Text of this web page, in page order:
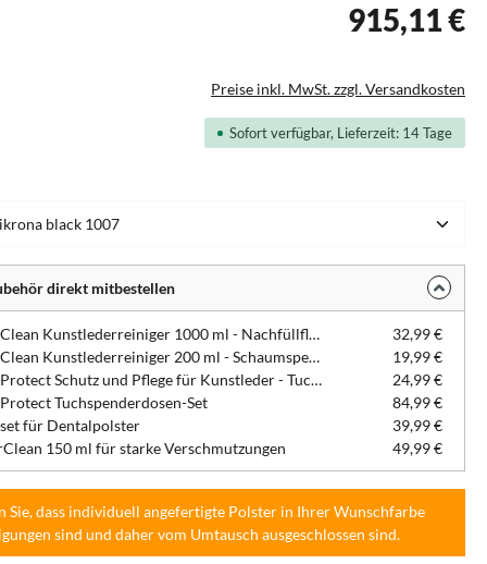
915,11 €
Preise inkl. MwSt. zzgl. Versandkosten
Sofort verfügbar, Lieferzeit: 14 Tage
direkt mitbestellen
DentaClean Kunstlederreiniger 1000 ml - Nachfüllflasche
32,99 €
DentaClean Kunstlederreiniger 200 ml - Schaumspenderflasche
19,99 €
DentaProtect Schutz und Pflege für Kunstleder - Tuchspenderdose
24,99 €
Tuchspenderdosen-Set
84,99 €
für Dentalpolster
39,99 €
150 ml für starke Verschmutzungen
49,99 €
Sie, dass individuell angefertigte Polster in Ihrer Wunschfarbe
sind und daher vom Umtausch ausgeschlossen sind.